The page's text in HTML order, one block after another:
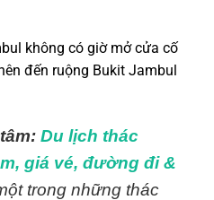
không có giờ mở cửa cố
đến ruộng Bukit Jambul
Du lịch thác
giá vé, đường đi &
trong những thác